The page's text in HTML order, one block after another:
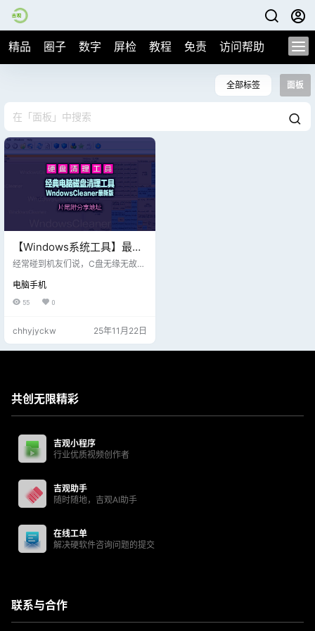
精品 圈子 数字 屏检 教程 免责 访问帮助
全部标签 面板
【Windows系统工具】最新
分享电脑磁盘清理工具
尾附下载地址
经常碰到机友们说，C盘无缘无故的
都不太理想，本期特别分享一款硬
盘清理工具：WndowsCleaner，它
还可以按需删除，很多东西不看到
都想不起来能不能删除； 检测C盘
一下子就可以腾出20G的空间，并
电脑手机
55 0
chhyjyckw 25年11月22日
共创无限精彩
吉观小程序
行业优质视频创作者
吉观助手
随时随地，吉观AI助手
在线工单
解决硬软件咨询问题的提交
联系与合作